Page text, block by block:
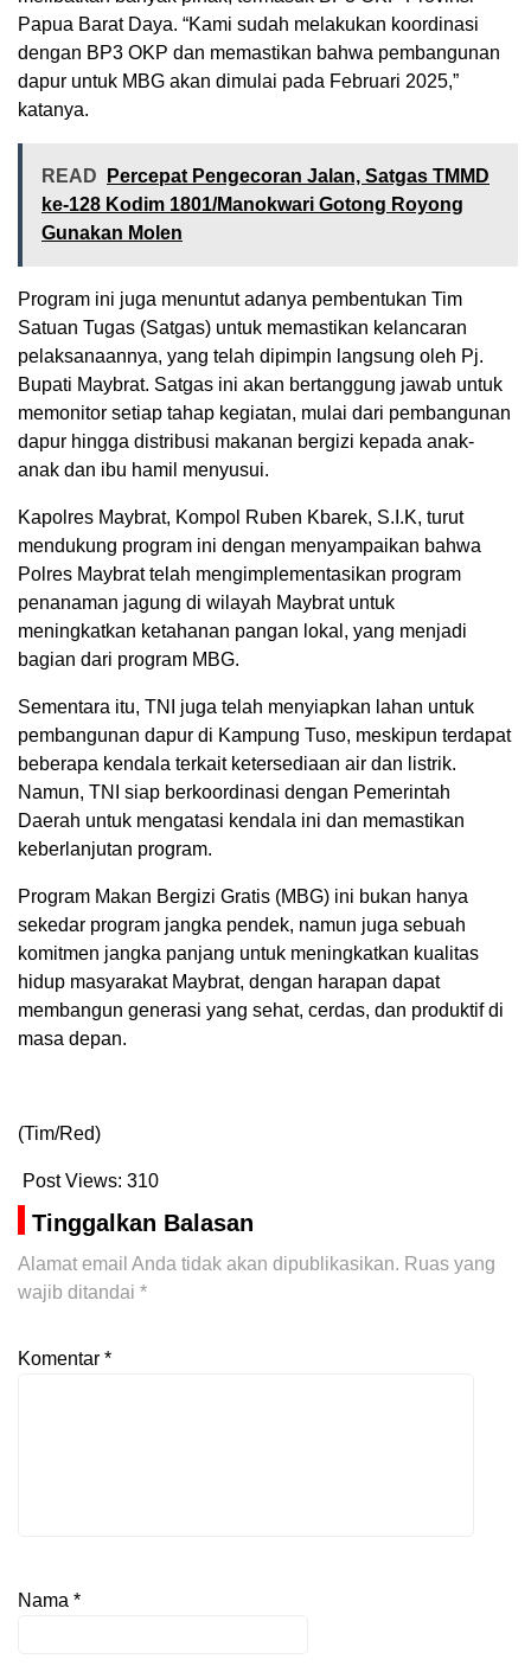
Papua Barat Daya. “Kami sudah melakukan koordinasi
dengan BP3 OKP dan memastikan bahwa pembangunan
dapur untuk MBG akan dimulai pada Februari 2025,”
katanya.
READ
Percepat Pengecoran Jalan, Satgas TMMD
ke-128 Kodim 1801/Manokwari Gotong Royong
Gunakan Molen
Program ini juga menuntut adanya pembentukan Tim
Satuan Tugas (Satgas) untuk memastikan kelancaran
pelaksanaannya, yang telah dipimpin langsung oleh Pj.
Bupati Maybrat. Satgas ini akan bertanggung jawab untuk
memonitor setiap tahap kegiatan, mulai dari pembangunan
dapur hingga distribusi makanan bergizi kepada anak-
anak dan ibu hamil menyusui.
Kapolres Maybrat, Kompol Ruben Kbarek, S.I.K, turut
mendukung program ini dengan menyampaikan bahwa
Polres Maybrat telah mengimplementasikan program
penanaman jagung di wilayah Maybrat untuk
meningkatkan ketahanan pangan lokal, yang menjadi
bagian dari program MBG.
Sementara itu, TNI juga telah menyiapkan lahan untuk
pembangunan dapur di Kampung Tuso, meskipun terdapat
beberapa kendala terkait ketersediaan air dan listrik.
Namun, TNI siap berkoordinasi dengan Pemerintah
Daerah untuk mengatasi kendala ini dan memastikan
keberlanjutan program.
Program Makan Bergizi Gratis (MBG) ini bukan hanya
sekedar program jangka pendek, namun juga sebuah
komitmen jangka panjang untuk meningkatkan kualitas
hidup masyarakat Maybrat, dengan harapan dapat
membangun generasi yang sehat, cerdas, dan produktif di
masa depan.
(Tim/Red)
Post Views: 310
Tinggalkan Balasan
Alamat email Anda tidak akan dipublikasikan. Ruas yang
wajib ditandai *
Komentar *
Nama *